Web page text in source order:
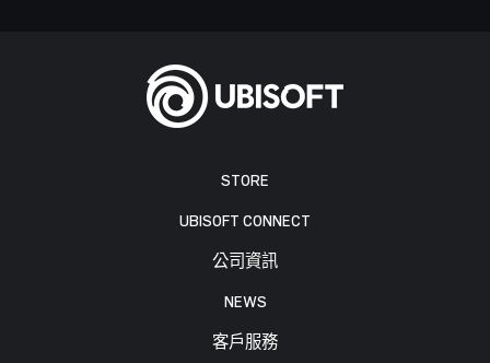
STORE
UBISOFT CONNECT
公司資訊
NEWS
客戶服務